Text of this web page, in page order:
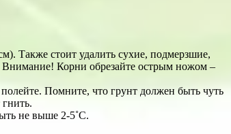
Также стоит удалить сухие, подмерзшие,
Внимание! Корни обрезайте острым ножом –
Помните, что грунт должен быть чуть
не выше 2-5˚С.